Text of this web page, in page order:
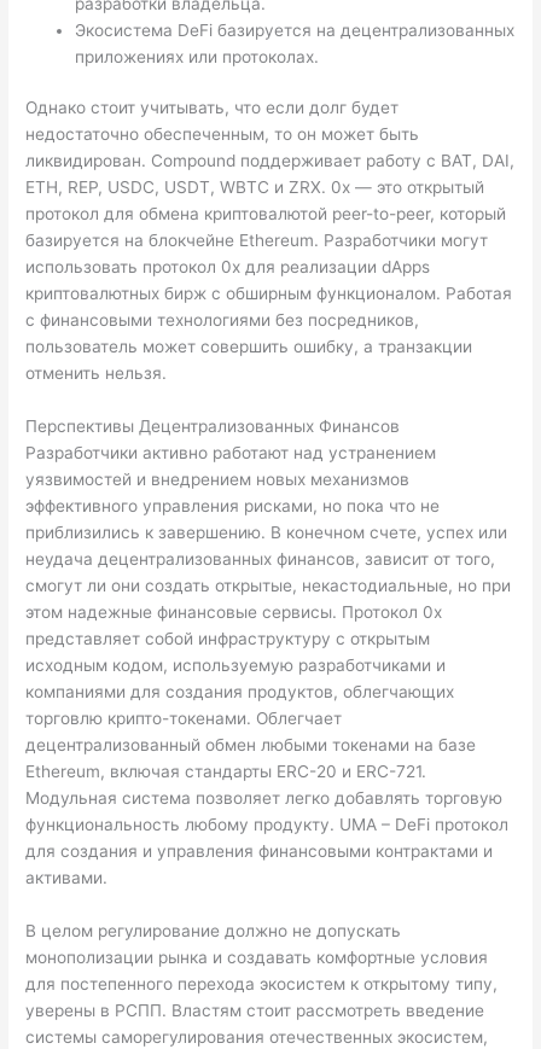
Экосистема DeFi базируется на децентрализованных
приложениях или протоколах.
Однако стоит учитывать, что если долг будет
недостаточно обеспеченным, то он может быть
ликвидирован. Compound поддерживает работу с BAT, DAI,
ETH, REP, USDC, USDT, WBTC и ZRX. 0x — это открытый
протокол для обмена криптовалютой peer-to-peer, который
базируется на блокчейне Ethereum. Разработчики могут
использовать протокол 0x для реализации dApps
криптовалютных бирж с обширным функционалом. Работая
с финансовыми технологиями без посредников,
пользователь может совершить ошибку, а транзакции
отменить нельзя.
Перспективы Децентрализованных Финансов
Разработчики активно работают над устранением
уязвимостей и внедрением новых механизмов
эффективного управления рисками, но пока что не
приблизились к завершению. В конечном счете, успех или
неудача децентрализованных финансов, зависит от того,
смогут ли они создать открытые, некастодиальные, но при
этом надежные финансовые сервисы. Протокол 0x
представляет собой инфраструктуру с открытым
исходным кодом, используемую разработчиками и
компаниями для создания продуктов, облегчающих
торговлю крипто-токенами. Облегчает
децентрализованный обмен любыми токенами на базе
Ethereum, включая стандарты ERC-20 и ERC-721.
Модульная система позволяет легко добавлять торговую
функциональность любому продукту. UMA – DeFi протокол
для создания и управления финансовыми контрактами и
активами.
В целом регулирование должно не допускать
монополизации рынка и создавать комфортные условия
для постепенного перехода экосистем к открытому типу,
уверены в РСПП. Властям стоит рассмотреть введение
системы саморегулирования отечественных экосистем,